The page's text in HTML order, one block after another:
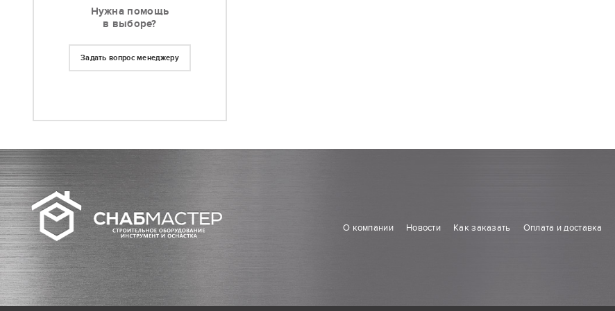
Нужна помощь
в выборе?
Задать вопрос менеджеру
О компании Новости Как заказать Оплата и доставка